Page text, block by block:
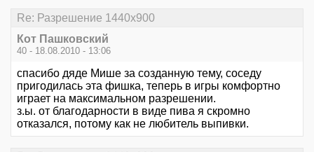
Re: Разрешение 1440х900
Кот Пашковский
40 - 18.08.2010 - 13:06
спасибо дяде Мише за созданную тему, соседу
пригодилась эта фишка, теперь в игры комфортно
играет на максимальном разрешении.
з.ы. от благодарности в виде пива я скромно
отказался, потому как не любитель выпивки.